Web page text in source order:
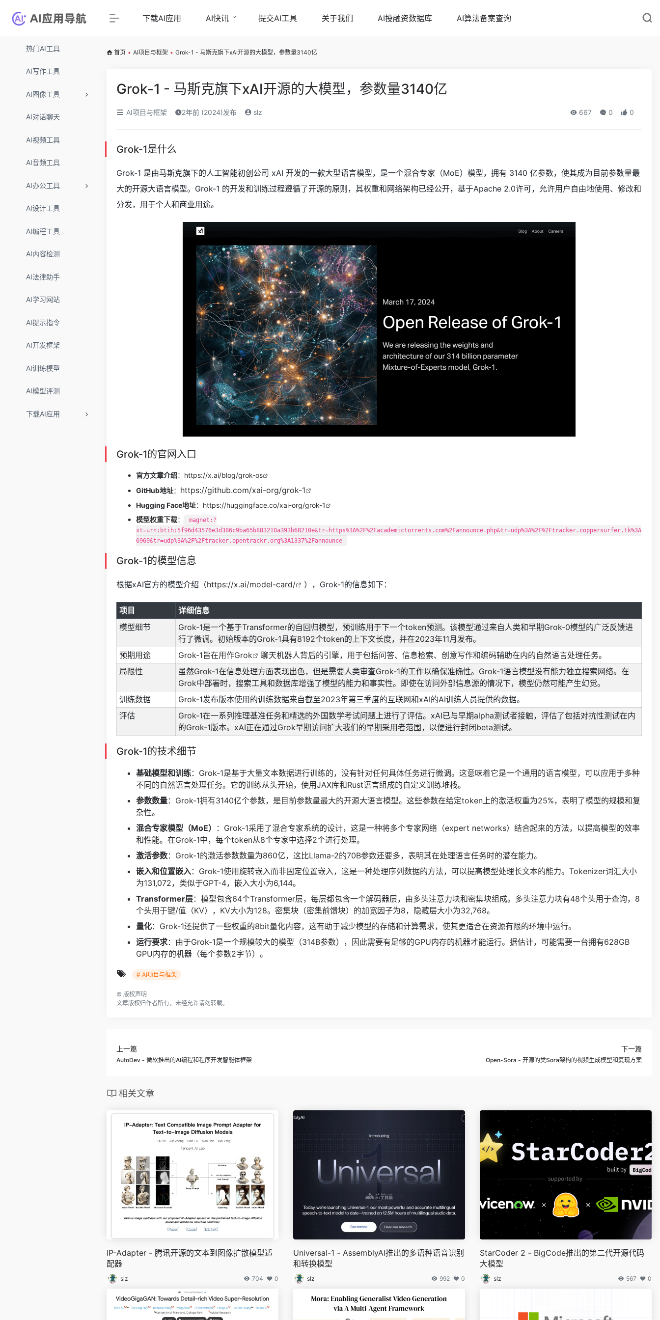
热门AI工具
AI写作工具
AI图像工具
AI对话聊天
AI视频工具
AI音频工具
AI办公工具
AI设计工具
AI编程工具
AI内容检测
AI法律助手
AI学习网站
AI提示指令
AI开发框架
AI训练模型
AI模型评测
下载AI应用
下载AI应用 AI快讯 提交AI工具 关于我们 AI投融资数据库 AI算法备案查询
首页 • AI项目与框架 • Grok-1 - 马斯克旗下xAI开源的大模型，参数量3140亿
Grok-1 - 马斯克旗下xAI开源的大模型，参数量3140亿
AI项目与框架 2年前 (2024)发布 slz 667 0 0
Grok-1是什么
Grok-1 是由马斯克旗下的人工智能初创公司 xAI 开发的一款大型语言模型，是一个混合专家（MoE）模型，拥有 3140 亿参数，使其成为目前参数量最
大的开源大语言模型。Grok-1 的开发和训练过程遵循了开源的原则，其权重和网络架构已经公开，基于Apache 2.0许可，允许用户自由地使用、修改和
分发，用于个人和商业用途。
Grok-1的官网入口
官方文章介绍： https://x.ai/blog/grok-os
GitHub地址： https://github.com/xai-org/grok-1
Hugging Face地址： https://huggingface.co/xai-org/grok-1
模型权重下载：
magnet:?
xt=urn:btih:5f96d43576e3d386c9ba65b883210a393b68210e&tr=https%3A%2F%2Facademictorrents.com%2Fannounce.php&tr=udp%3A%2F%2Ftracker.coppersurfer.tk%3A
6969&tr=udp%3A%2F%2Ftracker.opentrackr.org%3A1337%2Fannounce
Grok-1的模型信息
根据xAI官方的模型介绍（https://x.ai/model-card/ ），Grok-1的信息如下：
项目
详细信息
模型细节
Grok-1是一个基于Transformer的自回归模型，预训练用于下一个token预测。该模型通过来自人类和早期Grok-0模型的广泛反馈进
行了微调。初始版本的Grok-1具有8192个token的上下文长度，并在2023年11月发布。
预期用途
Grok-1旨在用作Grok
聊天机器人背后的引擎，用于包括问答、信息检索、创意写作和编码辅助在内的自然语言处理任务。
局限性
虽然Grok-1在信息处理方面表现出色，但是需要人类审查Grok-1的工作以确保准确性。Grok-1语言模型没有能力独立搜索网络。在
Grok中部署时，搜索工具和数据库增强了模型的能力和事实性。即使在访问外部信息源的情况下，模型仍然可能产生幻觉。
训练数据
Grok-1发布版本使用的训练数据来自截至2023年第三季度的互联网和xAI的AI训练人员提供的数据。
评估
Grok-1在一系列推理基准任务和精选的外国数学考试问题上进行了评估。xAI已与早期alpha测试者接触，评估了包括对抗性测试在内
的Grok-1版本。xAI正在通过Grok早期访问扩大我们的早期采用者范围，以便进行封闭beta测试。
Grok-1的技术细节
基础模型和训练：Grok-1是基于大量文本数据进行训练的，没有针对任何具体任务进行微调。这意味着它是一个通用的语言模型，可以应用于多种
不同的自然语言处理任务。它的训练从头开始，使用JAX库和Rust语言组成的自定义训练堆栈。
参数数量：Grok-1拥有3140亿个参数，是目前参数量最大的开源大语言模型。这些参数在给定token上的激活权重为25%，表明了模型的规模和复
杂性。
混合专家模型（MoE）
：Grok-1采用了混合专家系统的设计，这是一种将多个专家网络（expert networks）结合起来的方法，以提高模型的效率
和性能。在Grok-1中，每个token从8个专家中选择2个进行处理。
激活参数：Grok-1的激活参数数量为860亿，这比Llama-2的70B参数还要多，表明其在处理语言任务时的潜在能力。
嵌入和位置嵌入：Grok-1使用旋转嵌入而非固定位置嵌入，这是一种处理序列数据的方法，可以提高模型处理长文本的能力。Tokenizer词汇大小
为131,072，类似于GPT-4，嵌入大小为6,144。
Transformer层：模型包含64个Transformer层，每层都包含一个解码器层，由多头注意力块和密集块组成。多头注意力块有48个头用于查询，8
个头用于键/值（KV），KV大小为128。密集块（密集前馈块）的加宽因子为8，隐藏层大小为32,768。
量化：Grok-1还提供了一些权重的8bit量化内容，这有助于减少模型的存储和计算需求，使其更适合在资源有限的环境中运行。
运行要求：由于Grok-1是一个规模较大的模型（314B参数），因此需要有足够的GPU内存的机器才能运行。据估计，可能需要一台拥有628GB
GPU内存的机器（每个参数2字节）。
# AI项目与框架
© 版权声明
文章版权归作者所有，未经允许请勿转载。
上一篇
AutoDev - 微软推出的AI编程和程序开发智能体框架
下一篇
Open-Sora - 开源的类Sora架构的视频生成模型和复现方案
相关文章
IP-Adapter - 腾讯开源的文本到图像扩散模型适
配器
slz 704 0
Universal-1 - AssemblyAI推出的多语种语音识别
和转换模型
slz 992 0
StarCoder 2 - BigCode推出的第二代开源代码
大模型
slz 567 0